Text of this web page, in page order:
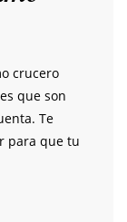
crucero
que son
Te
para que tu